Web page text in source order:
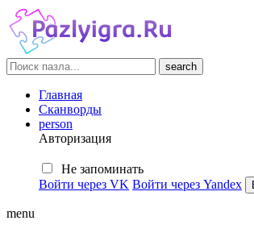
search
Главная
Сканворды
person
Авторизация
Не запоминать
Войти через VK Войти через Yandex
menu